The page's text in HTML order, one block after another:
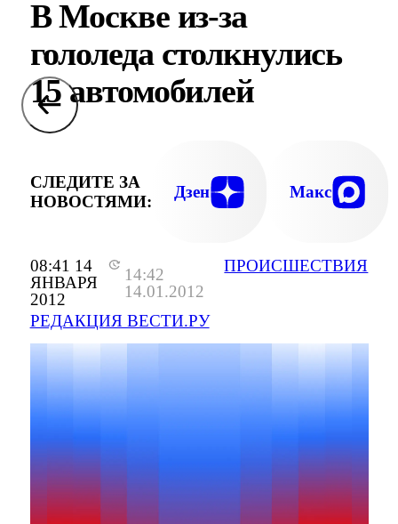
08:41 14
ЯНВАРЯ
2012
14:42
14.01.2012
РЕДАКЦИЯ ВЕСТИ.РУ
ПРОИСШЕСТВИЯ
В Москве из-за
гололеда столкнулись
15 автомобилей
СЛЕДИТЕ ЗА
НОВОСТЯМИ:
Дзен Макс